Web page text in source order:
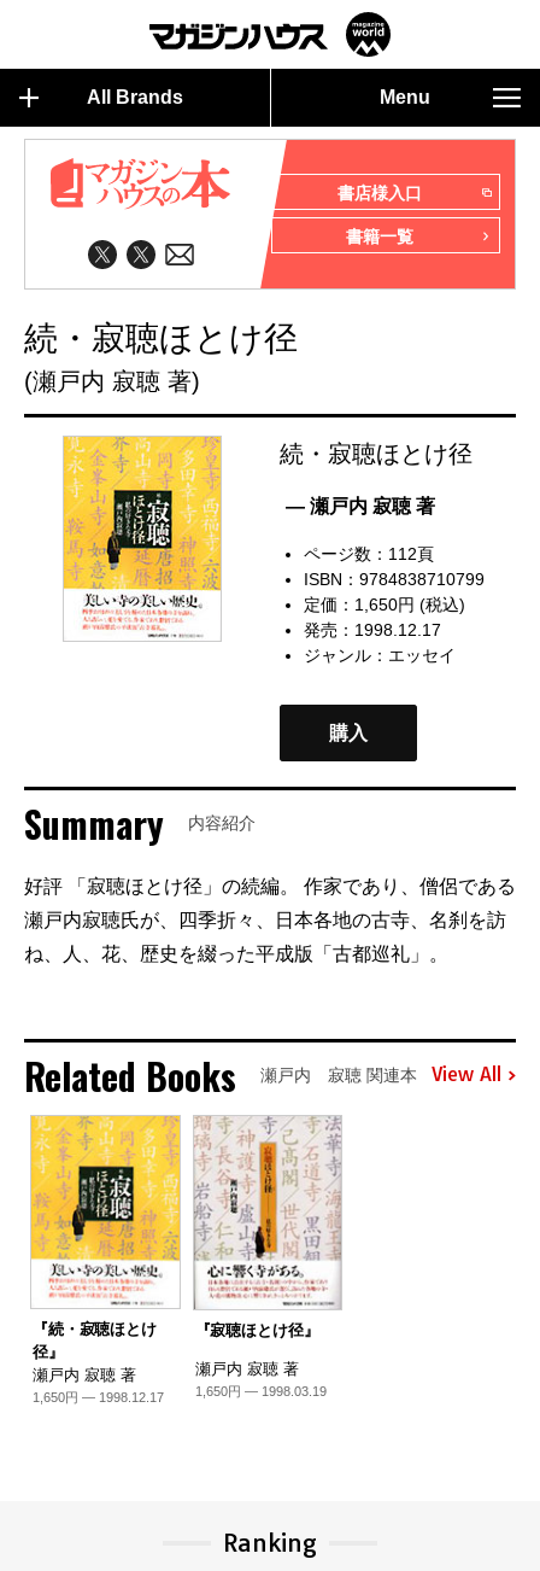
All Brands Menu
書店様入口
書籍一覧
続・寂聴ほとけ径
(瀬戸内 寂聴 著)
続・寂聴ほとけ径
— 瀬戸内 寂聴 著
ページ数：112頁
ISBN：9784838710799
定価：1,650円 (税込)
発売：1998.12.17
ジャンル： エッセイ
購入
Summary 内容紹介
好評 「寂聴ほとけ径」の続編。 作家であり、僧侶である
瀬戸内寂聴氏が、四季折々、日本各地の古寺、名刹を訪
ね、人、花、歴史を綴った平成版「古都巡礼」。
Related Books 瀬戸内 寂聴 関連本 View All
『続・寂聴ほとけ
径』
瀬戸内 寂聴 著
1,650円 — 1998.12.17
『寂聴ほとけ径』
瀬戸内 寂聴 著
1,650円 — 1998.03.19
Ranking